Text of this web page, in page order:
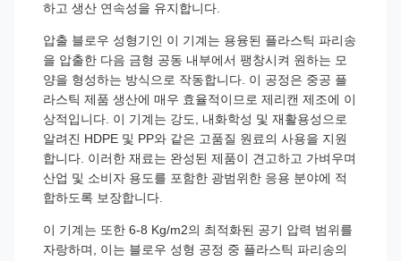
하고 생산 연속성을 유지합니다.
압출 블로우 성형기인 이 기계는 용융된 플라스틱 파리송
을 압출한 다음 금형 공동 내부에서 팽창시켜 원하는 모
양을 형성하는 방식으로 작동합니다. 이 공정은 중공 플
라스틱 제품 생산에 매우 효율적이므로 제리캔 제조에 이
상적입니다. 이 기계는 강도, 내화학성 및 재활용성으로
알려진 HDPE 및 PP와 같은 고품질 원료의 사용을 지원
합니다. 이러한 재료는 완성된 제품이 견고하고 가벼우며
산업 및 소비자 용도를 포함한 광범위한 응용 분야에 적
합하도록 보장합니다.
이 기계는 또한 6-8 Kg/m2의 최적화된 공기 압력 범위를
자랑하며, 이는 블로우 성형 공정 중 플라스틱 파리송의